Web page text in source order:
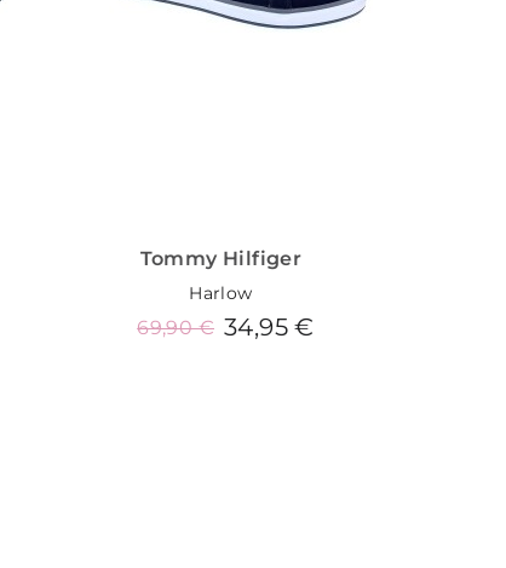
Tommy Hilfiger
Harlow
34,95 €
69,90 €